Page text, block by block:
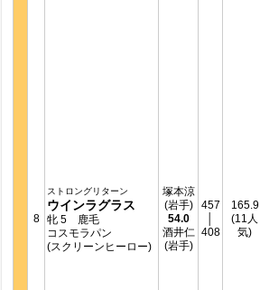
8
ストロングリターン
ウインラグラス
牝 5 鹿毛
コスモラパン
(スクリーンヒーロー)
塚本涼
(岩手)
54.0
酒井仁
(岩手)
457
408
165.9
(11人
気)